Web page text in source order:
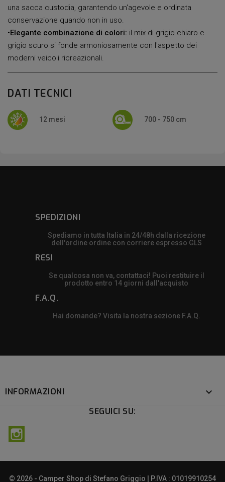
una sacca custodia, garantendo un'agevole e ordinata
conservazione quando non in uso.
•Elegante combinazione di colori: il mix di grigio chiaro e
grigio scuro si fonde armoniosamente con l'aspetto dei
moderni veicoli ricreazionali.
DATI TECNICI
12 mesi 700 - 750 cm
SPEDIZIONI
Spediamo in tutta Italia in 24/48h dalla ricezione
dell'ordine ordine con corriere espresso GLS
RESI
Se qualcosa non va, contattaci! Puoi restituire il
prodotto entro 14 giorni dall'acquisto
F.A.Q.
Hai domande? Visita la nostra sezione F.A.Q.
INFORMAZIONI 
SEGUICI SU:
© 2026 - Camper Shop di Stefano Griggio | P.IVA : 01019910254